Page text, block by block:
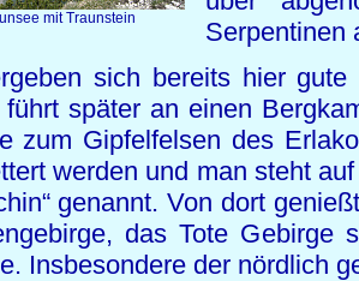
mit Traunstein
Serpentinen
sich bereits hier
führt später an einen
zum Gipfelfelsen des
werden und man steht
genannt. Von dort
das Tote Gebirge
Insbesondere der nördlich